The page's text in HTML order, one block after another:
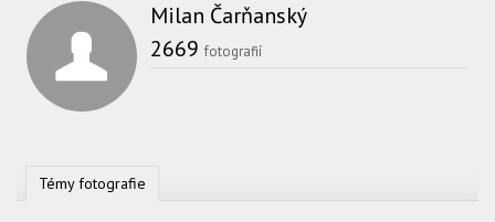
Milan Čarňanský
2669 fotografií
Témy fotografie